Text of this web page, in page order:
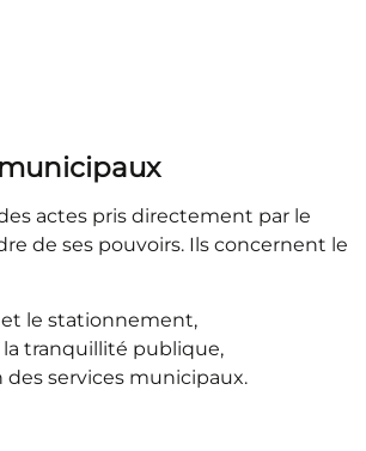
actes pris directement par le
de ses pouvoirs. Ils concernent le
et le stationnement,
la tranquillité publique,
des services municipaux.